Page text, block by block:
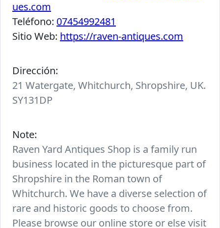
ues.com
Teléfono: 07454992481
Sitio Web: https://raven-antiques.com
Dirección:
21 Watergate, Whitchurch, Shropshire, UK.
SY131DP
Note:
Raven Yard Antiques Shop is a family run
business located in the picturesque part of
Shropshire in the Roman town of
Whitchurch. We have a diverse selection of
rare and historic goods to choose from.
Please browse our online store or else visit